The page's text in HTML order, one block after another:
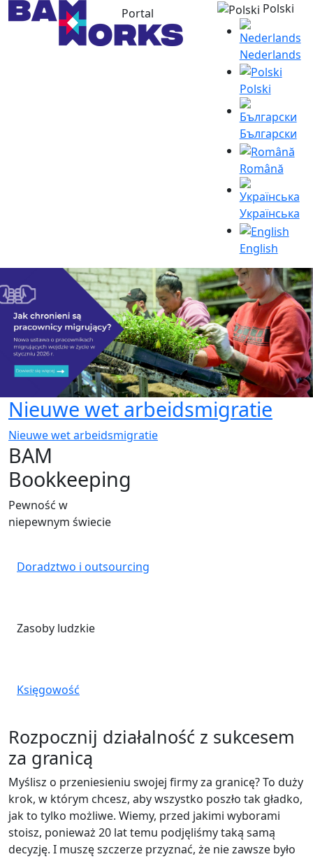
Portal Polski
Nederlands
Polski
Български
Română
Українська
English
Nieuwe wet arbeidsmigratie
Nieuwe wet arbeidsmigratie
BAM
Bookkeeping
Pewność w
niepewnym świecie
Doradztwo i outsourcing
Zasoby ludzkie
Księgowość
Rozpocznij działalność z sukcesem
za granicą
Myślisz o przeniesieniu swojej firmy za granicę? To duży
krok, w którym chcesz, aby wszystko poszło tak gładko,
jak to tylko możliwe. Wiemy, przed jakimi wyborami
stoisz, ponieważ 20 lat temu podjęliśmy taką samą
decyzję. I muszę szczerze przyznać, że nie zawsze było